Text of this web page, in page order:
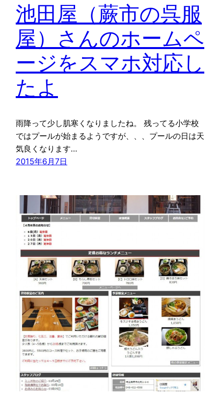
池田屋（蕨市の呉服
屋）さんのホームペ
ージをスマホ対応し
たよ
雨降って少し肌寒くなりましたね。 残ってる小学校
ではプールが始まるようですが、、、プールの日は天
気良くなります…
2015年6月7日